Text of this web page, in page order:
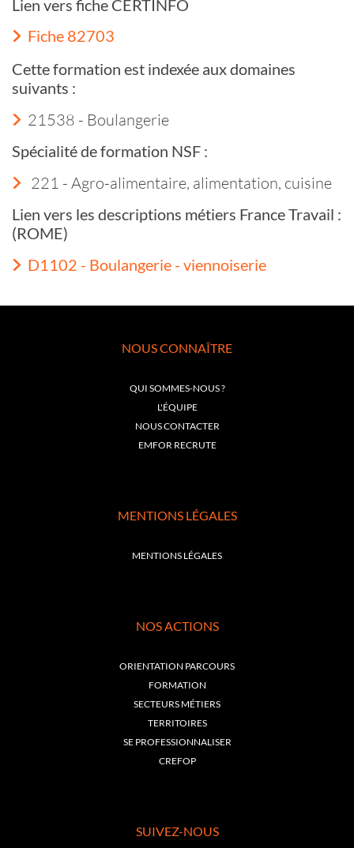
Lien vers fiche CERTINFO
Fiche 82703
Cette formation est indexée aux domaines
suivants :
21538 - Boulangerie
Spécialité de formation NSF :
221 - Agro-alimentaire, alimentation, cuisine
Lien vers les descriptions métiers France Travail :
(ROME)
D1102 - Boulangerie - viennoiserie
NOUS CONNAÎTRE
QUI SOMMES-NOUS ?
L'ÉQUIPE
NOUS CONTACTER
EMFOR RECRUTE
MENTIONS LÉGALES
MENTIONS LÉGALES
NOS ACTIONS
ORIENTATION PARCOURS
FORMATION
SECTEURS MÉTIERS
TERRITOIRES
SE PROFESSIONNALISER
CREFOP
SUIVEZ-NOUS